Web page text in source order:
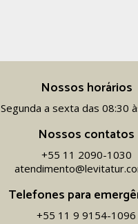
Nossos horários
Segunda a sexta das 08:30
Nossos contatos
+55 11 2090-1030
Telefones para
+55 11 9 9154-1096‬